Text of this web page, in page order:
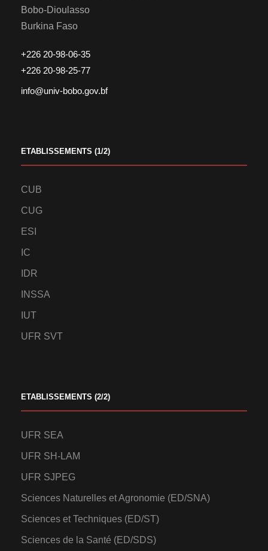
Bobo-Dioulasso
Burkina Faso
+226 20-98-06-35
+226 20-98-25-77
info@univ-bobo.gov.bf
ETABLISSEMENTS (1/2)
CUB
CUG
ESI
IC
IDR
INSSA
IUT
UFR SVT
ETABLISSEMENTS (2/2)
UFR SEA
UFR SH-LAM
UFR SJPEG
Sciences Naturelles et Agronomie (ED/SNA)
Sciences et Techniques (ED/ST)
Sciences de la Santé (ED/SDS)